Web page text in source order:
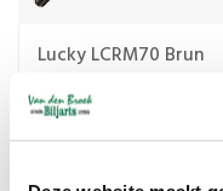
Lucky LCRM70 Brun
€99,00